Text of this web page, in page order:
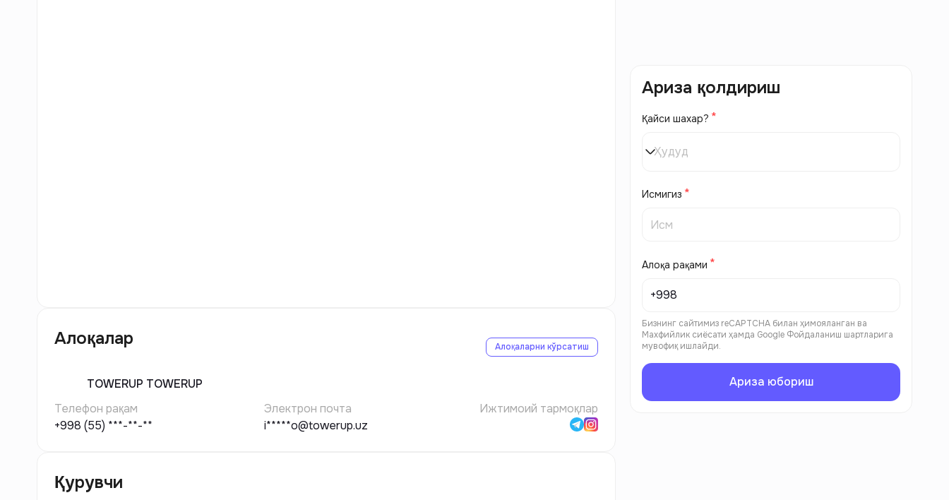
Алоқалар Алоқаларни кўрсатиш
TOWERUP TOWERUP
Телефон рақам
+998 (55) ***-**-**
Электрон почта
i*****o@towerup.uz
Ижтимоий тармоқлар
Қурувчи
Ариза қолдириш
Қайси шахар?
Ҳудуд
Исмигиз
Алоқа рақами
Бизнинг сайтимиз reCAPTCHA билан ҳимояланган ва
Махфийлик сиёсати ҳамда Google Фойдаланиш шартларига
мувофиқ ишлайди.
Ариза юбориш